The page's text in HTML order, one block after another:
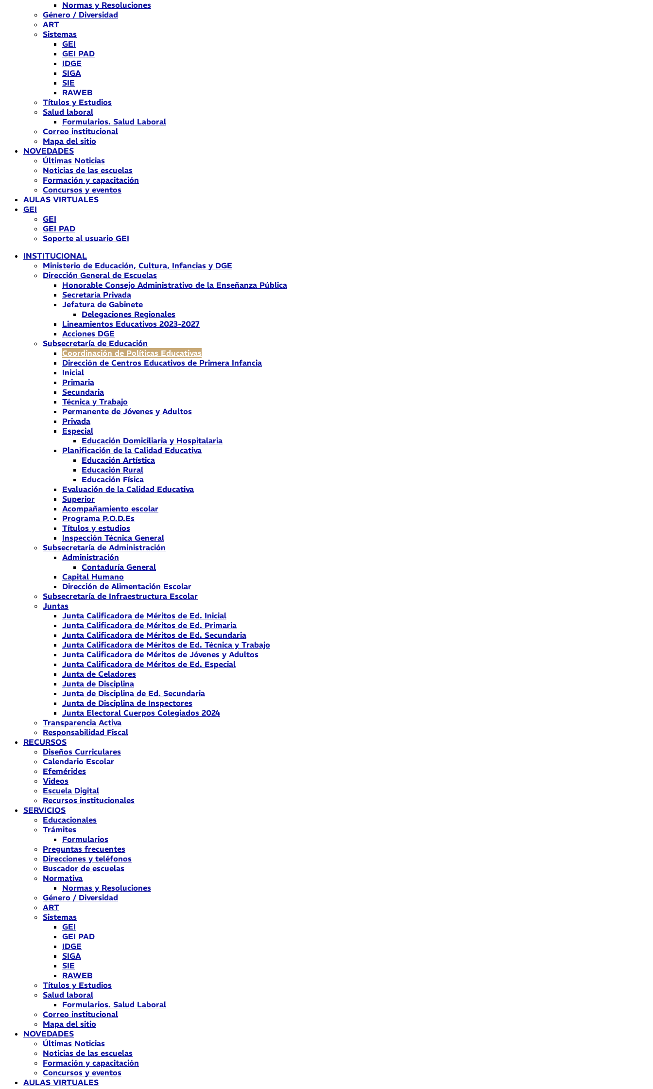
Normas y Resoluciones
Género / Diversidad
ART
Sistemas
GEI
GEI PAD
IDGE
SIGA
SIE
RAWEB
Títulos y Estudios
Salud laboral
Formularios. Salud Laboral
Correo institucional
Mapa del sitio
NOVEDADES
Últimas Noticias
Noticias de las escuelas
Formación y capacitación
Concursos y eventos
AULAS VIRTUALES
GEI
GEI
GEI PAD
Soporte al usuario GEI
INSTITUCIONAL
Ministerio de Educación, Cultura, Infancias y DGE
Dirección General de Escuelas
Honorable Consejo Administrativo de la Enseñanza Pública
Secretaría Privada
Jefatura de Gabinete
Delegaciones Regionales
Lineamientos Educativos 2023-2027
Acciones DGE
Subsecretaría de Educación
Coordinación de Políticas Educativas
Dirección de Centros Educativos de Primera Infancia
Inicial
Primaria
Secundaria
Técnica y Trabajo
Permanente de Jóvenes y Adultos
Privada
Especial
Educación Domiciliaria y Hospitalaria
Planificación de la Calidad Educativa
Educación Artística
Educación Rural
Educación Física
Evaluación de la Calidad Educativa
Superior
Acompañamiento escolar
Programa P.O.D.Es
Títulos y estudios
Inspección Técnica General
Subsecretaría de Administración
Administración
Contaduría General
Capital Humano
Dirección de Alimentación Escolar
Subsecretaría de Infraestructura Escolar
Juntas
Junta Calificadora de Méritos de Ed. Inicial
Junta Calificadora de Méritos de Ed. Primaria
Junta Calificadora de Méritos de Ed. Secundaria
Junta Calificadora de Méritos de Ed. Técnica y Trabajo
Junta Calificadora de Méritos de Jóvenes y Adultos
Junta Calificadora de Méritos de Ed. Especial
Junta de Celadores
Junta de Disciplina
Junta de Disciplina de Ed. Secundaria
Junta de Disciplina de Inspectores
Junta Electoral Cuerpos Colegiados 2024
Transparencia Activa
Responsabilidad Fiscal
RECURSOS
Diseños Curriculares
Calendario Escolar
Efemérides
Videos
Escuela Digital
Recursos institucionales
SERVICIOS
Educacionales
Trámites
Formularios
Preguntas frecuentes
Direcciones y teléfonos
Buscador de escuelas
Normativa
Normas y Resoluciones
Género / Diversidad
ART
Sistemas
GEI
GEI PAD
IDGE
SIGA
SIE
RAWEB
Títulos y Estudios
Salud laboral
Formularios. Salud Laboral
Correo institucional
Mapa del sitio
NOVEDADES
Últimas Noticias
Noticias de las escuelas
Formación y capacitación
Concursos y eventos
AULAS VIRTUALES